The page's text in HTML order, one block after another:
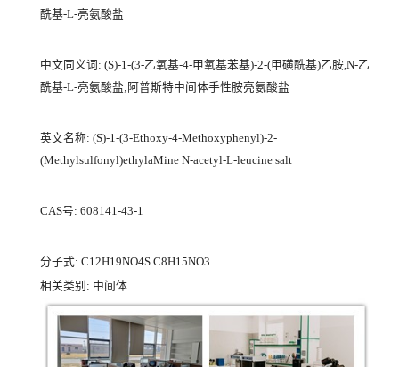
酰基-L-亮氨酸盐
中文同义词: (S)-1-(3-乙氧基-4-甲氧基苯基)-2-(甲磺酰基)乙胺,N-乙
酰基-L-亮氨酸盐;阿普斯特中间体手性胺亮氨酸盐
英文名称: (S)-1-(3-Ethoxy-4-Methoxyphenyl)-2-
(Methylsulfonyl)ethylaMine N-acetyl-L-leucine salt
CAS号: 608141-43-1
分子式: C12H19NO4S.C8H15NO3
相关类别: 中间体